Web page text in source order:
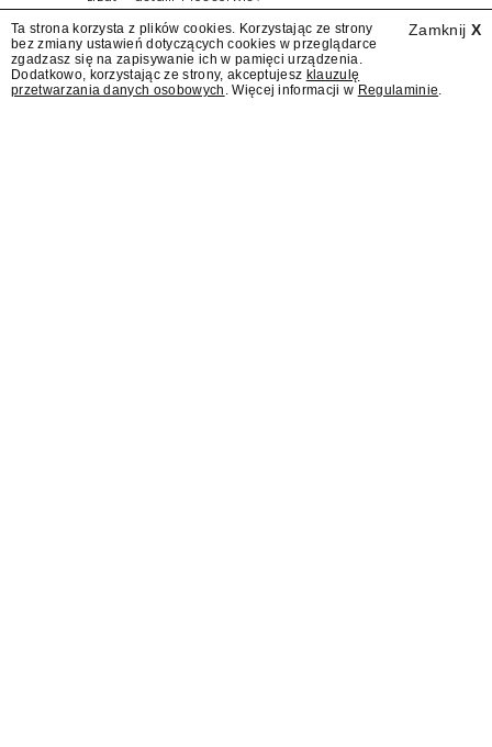
Zamknij X
Ta strona korzysta z plików cookies. Korzystając ze strony
bez zmiany ustawień dotyczących cookies w przeglądarce
zgadzasz się na zapisywanie ich w pamięci urządzenia.
Dodatkowo, korzystając ze strony, akceptujesz klauzulę
przetwarzania danych osobowych . Więcej informacji w Regulaminie.